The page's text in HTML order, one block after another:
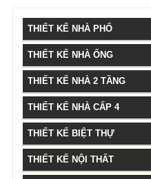
THIẾT KẾ NHÀ PHỐ
THIẾT KẾ NHÀ ỐNG
THIẾT KẾ NHÀ 2 TẦNG
THIẾT KẾ NHÀ CẤP 4
THIẾT KẾ BIỆT THỰ
THIẾT KẾ NỘI THẤT